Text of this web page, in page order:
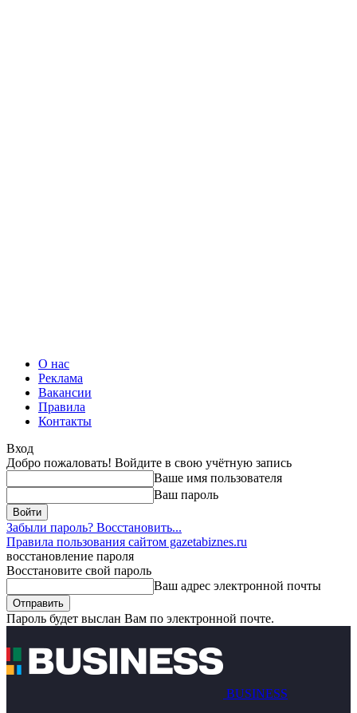
О нас
Реклама
Вакансии
Правила
Контакты
Вход
Добро пожаловать! Войдите в свою учётную запись
Ваше имя пользователя
Ваш пароль
Забыли пароль? Восстановить...
Правила пользования сайтом gazetabiznes.ru
восстановление пароля
Восстановите свой пароль
Ваш адрес электронной почты
Пароль будет выслан Вам по электронной почте.
BUSINESS